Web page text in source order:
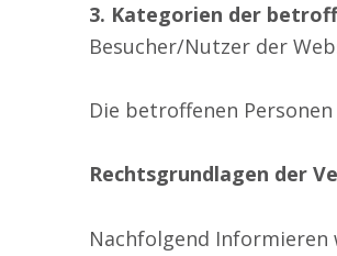
3. Kategorien der
Besucher/Nutzer der
Die betroffenen
Rechtsgrundlagen der
Nachfolgend Informieren